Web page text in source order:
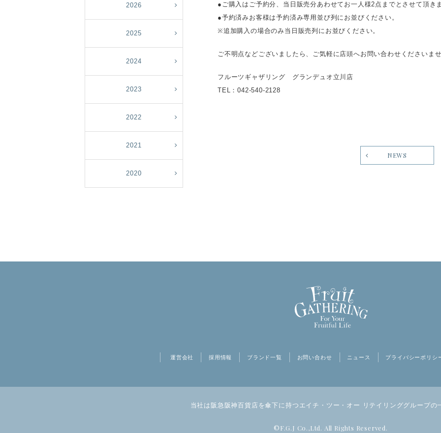
●ご購入はご予約分、当日販売分あわせてお一人様2点までとさせて頂きま
●予約済みお客様は予約済み専用並び列にお並びください。
※追加購入の場合のみ当日販売列にお並びください。
ご不明点などございましたら、ご気軽に店頭へお問い合わせくださいませ
フルーツギャザリング グランデュオ立川店
TEL：042-540-2128
NEWS
2026
2025
2024
2023
2022
2021
2020
運営会社 採用情報 ブランド一覧 お問い合わせ ニュース プライバシーポリシ
当社は阪急阪神百貨店を傘下に持つ エイチ・ツー・オー リテイリンググループの
©F.G.J Co.,Ltd. All Rights Reserved.